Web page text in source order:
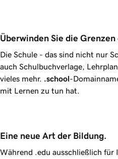
Überwinden Sie die
Die Schule - das sind nicht nur
auch Schulbuchverlage,
vieles mehr. .school-
mit Lernen zu tun hat.
Eine neue Art der Bildung.
Während .edu ausschließlich für